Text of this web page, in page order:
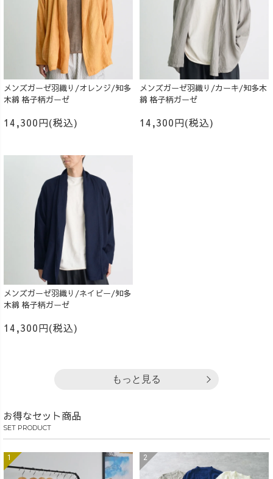
メンズガーゼ羽織り/オレンジ/知多
木綿 格子柄ガーゼ
14,300円(税込)
メンズガーゼ羽織り/カーキ/知多木
綿 格子柄ガーゼ
14,300円(税込)
メンズガーゼ羽織り/ネイビー/知多
木綿 格子柄ガーゼ
14,300円(税込)
もっと見る
お得なセット商品
SET PRODUCT